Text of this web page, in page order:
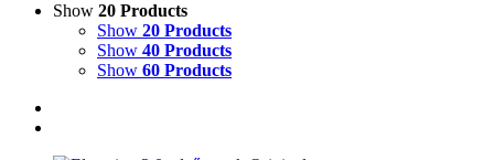
Show 20 Products
Show 20 Products
Show 40 Products
Show 60 Products